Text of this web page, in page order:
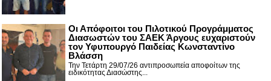
Οι Απόφοιτοι του Πιλοτικού Προγράμματος
Διασωστών του ΣΑΕΚ Άργους ευχαριστούν
τον Υφυπουργό Παιδείας Κωνσταντίνο
Βλάσση
Την Τετάρτη 29/07/26 αντιπροσωπεία αποφοίτων της
ειδικότητας Διασώστης...